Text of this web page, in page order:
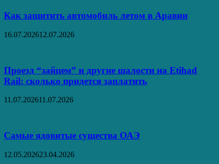
Как защитить автомобиль летом в Аравии
16.07.202612.07.2026
Проезд “зайцем” и другие шалости на Etihad
Rail: сколько придется заплатить
11.07.202611.07.2026
Самые ядовитые существа ОАЭ
12.05.202623.04.2026